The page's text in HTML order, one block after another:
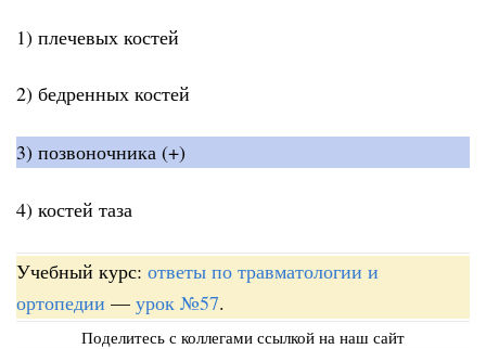
1) плечевых костей
2) бедренных костей
3) позвоночника (+)
4) костей таза
Учебный курс: ответы по травматологии и
ортопедии — урок №57.
Поделитесь с коллегами ссылкой на наш сайт